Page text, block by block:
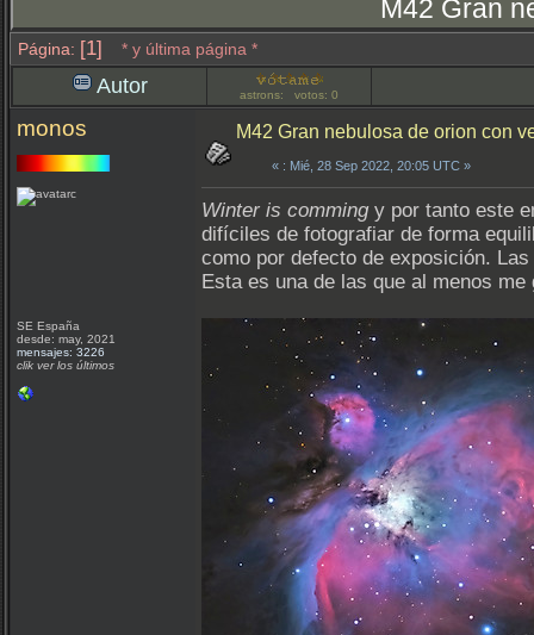
M42 Gran
Página: [1] * y última página *
Autor astrons: votos: 0
monos
SE España
desde: may, 2021
mensajes: 3226
clik ver los últimos
M42 Gran nebulosa de orion con
« : Mié, 28 Sep 2022, 20:05 UTC »
Winter is commingy por tanto este
difíciles de fotografiar de forma
como por defecto de exposición.
Esta es una de las que al menos